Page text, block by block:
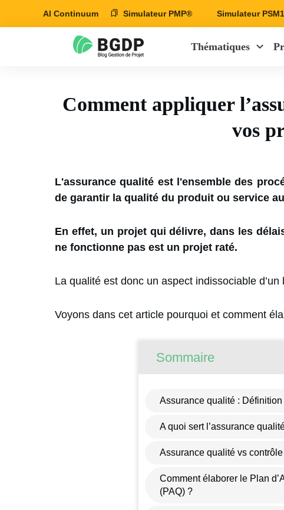
AI Continuum Simulateur PMP® Simulateur
Thématiques
Comment appliquer
vos
L'assurance qualité est l'ensemble des
de garantir la qualité du produit ou service
En effet, un projet qui délivre, dans les
ne fonctionne pas est un projet raté.
La qualité est donc un aspect indissociable d’un
Voyons dans cet article pourquoi et comment
Sommaire
Assurance qualité : Définition
A quoi sert l’assurance
Assurance qualité vs
Comment élaborer le Plan
(PAQ) ?